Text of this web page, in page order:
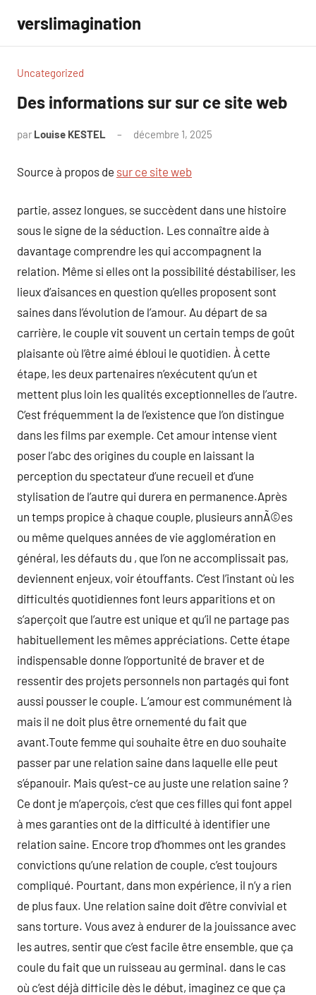
contenu
verslimagination
Uncategorized
Des informations sur sur ce site web
par Louise KESTEL décembre 1, 2025
Source à propos de sur ce site web
partie, assez longues, se succèdent dans une histoire
sous le signe de la séduction. Les connaître aide à
davantage comprendre les qui accompagnent la
relation. Même si elles ont la possibilité déstabiliser, les
lieux d’aisances en question qu’elles proposent sont
saines dans l’évolution de l’amour. Au départ de sa
carrière, le couple vit souvent un certain temps de goût
plaisante où l’être aimé ébloui le quotidien. À cette
étape, les deux partenaires n’exécutent qu’un et
mettent plus loin les qualités exceptionnelles de l’autre.
C’est fréquemment la de l’existence que l’on distingue
dans les films par exemple. Cet amour intense vient
poser l’abc des origines du couple en laissant la
perception du spectateur d’une recueil et d’une
stylisation de l’autre qui durera en permanence.Après
un temps propice à chaque couple, plusieurs annÃ©es
ou même quelques années de vie agglomération en
général, les défauts du , que l’on ne accomplissait pas,
deviennent enjeux, voir étouffants. C’est l’instant où les
difficultés quotidiennes font leurs apparitions et on
s’aperçoit que l’autre est unique et qu’il ne partage pas
habituellement les mêmes appréciations. Cette étape
indispensable donne l’opportunité de braver et de
ressentir des projets personnels non partagés qui font
aussi pousser le couple. L’amour est communément là
mais il ne doit plus être ornementé du fait que
avant.Toute femme qui souhaite être en duo souhaite
passer par une relation saine dans laquelle elle peut
s’épanouir. Mais qu’est-ce au juste une relation saine ?
Ce dont je m’aperçois, c’est que ces filles qui font appel
à mes garanties ont de la difficulté à identifier une
relation saine. Encore trop d’hommes ont les grandes
convictions qu’une relation de couple, c’est toujours
compliqué. Pourtant, dans mon expérience, il n’y a rien
de plus faux. Une relation saine doit d’être convivial et
sans torture. Vous avez à endurer de la jouissance avec
les autres, sentir que c’est facile être ensemble, que ça
coule du fait que un ruisseau au germinal. dans le cas
où c’est déjà difficile dès le début, imaginez ce que ça